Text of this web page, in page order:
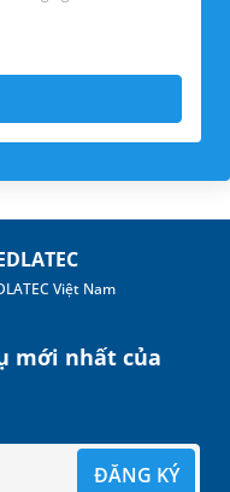
Việt Nam
mới nhất của
ĐĂNG KÝ